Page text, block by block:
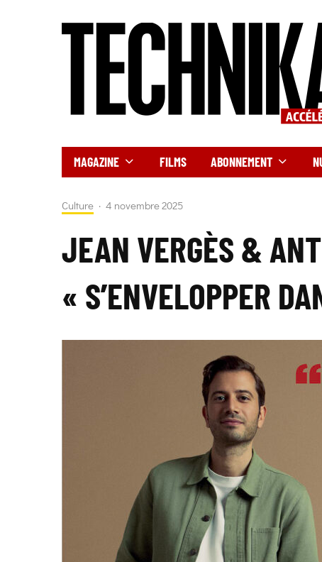
MAGAZINE FILMS ABONNEMENT
Culture · 4 novembre 2025
JEAN VERGÈS &
« S’ENVELOPPER